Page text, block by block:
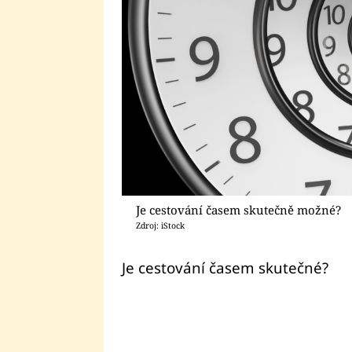
Je cestování časem skutečně možné?
Zdroj: iStock
Je cestování časem skutečné?